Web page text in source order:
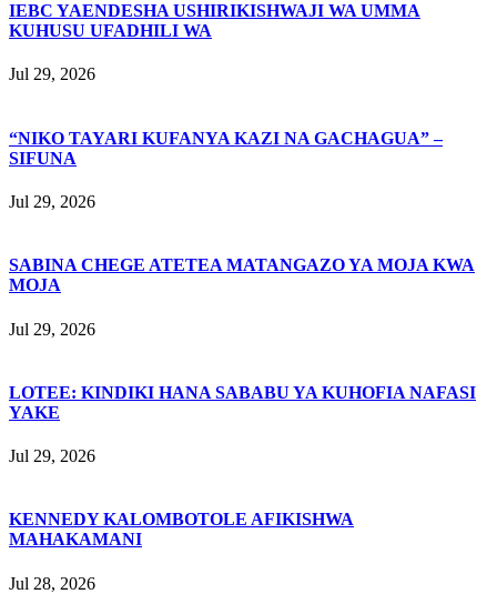
IEBC YAENDESHA USHIRIKISHWAJI WA UMMA
KUHUSU UFADHILI WA
Jul 29, 2026
“NIKO TAYARI KUFANYA KAZI NA GACHAGUA” –
SIFUNA
Jul 29, 2026
SABINA CHEGE ATETEA MATANGAZO YA MOJA KWA
MOJA
Jul 29, 2026
LOTEE: KINDIKI HANA SABABU YA KUHOFIA NAFASI
YAKE
Jul 29, 2026
KENNEDY KALOMBOTOLE AFIKISHWA
MAHAKAMANI
Jul 28, 2026